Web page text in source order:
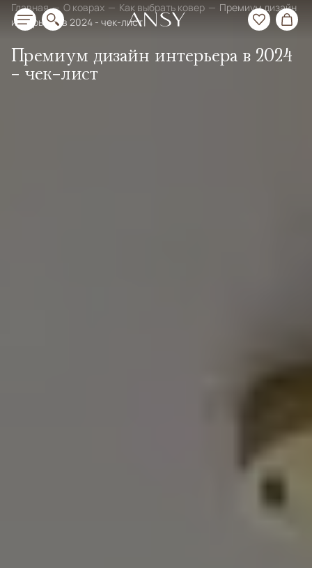
Главная О коврах Как выбрать ковер
Премиум дизайн
интерьера в 2024 - чек-лист
Премиум дизайн интерьера в 2024
- чек-лист